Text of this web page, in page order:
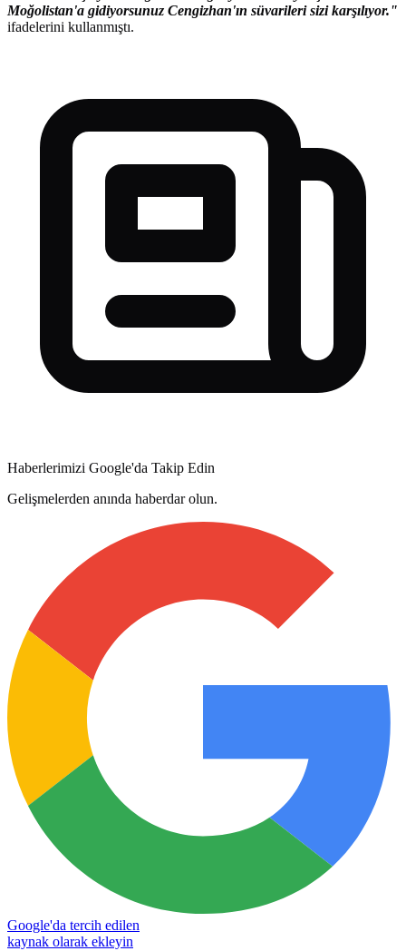
Moğolistan'a gidiyorsunuz Cengizhan'ın süvarileri sizi karşılıyor."
ifadelerini kullanmıştı.
Haberlerimizi Google'da Takip Edin
Gelişmelerden anında haberdar olun.
Google'da tercih edilen
kaynak olarak ekleyin